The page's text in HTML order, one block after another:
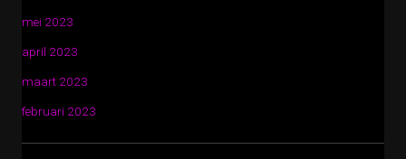
mei 2023
april 2023
maart 2023
februari 2023